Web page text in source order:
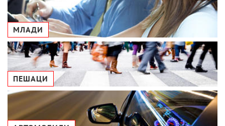
МЛАДИ
ПЕШАЦИ